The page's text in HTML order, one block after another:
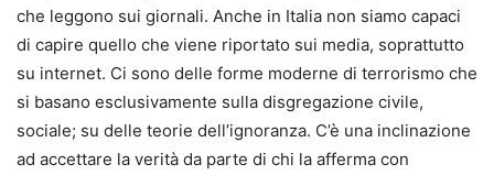
che leggono sui giornali. Anche in Italia non siamo capaci
di capire quello che viene riportato sui media, soprattutto
su internet. Ci sono delle forme moderne di terrorismo che
si basano esclusivamente sulla disgregazione civile,
sociale; su delle teorie dell’ignoranza. C’è una inclinazione
ad accettare la verità da parte di chi la afferma con